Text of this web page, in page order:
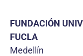
FUNDACIÓN
FUCLA
Medellín